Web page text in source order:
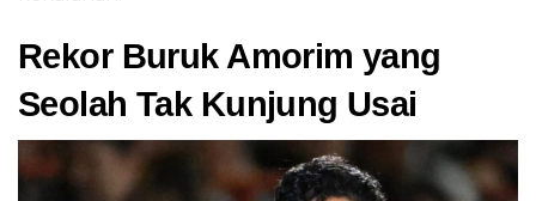
Rekor Buruk Amorim yang
Seolah Tak Kunjung Usai